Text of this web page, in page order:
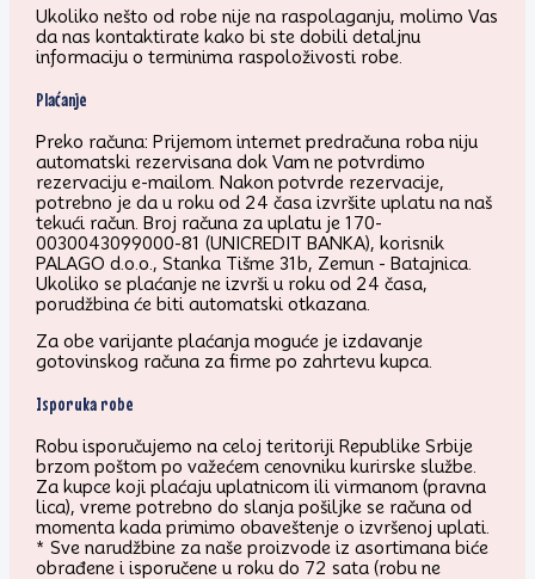
Ukoliko nešto od robe nije na raspolaganju, molimo Vas
da nas kontaktirate kako bi ste dobili detaljnu
informaciju o terminima raspoloživosti robe.
Plaćanje
Preko računa: Prijemom internet predračuna roba niju
automatski rezervisana dok Vam ne potvrdimo
rezervaciju e-mailom. Nakon potvrde rezervacije,
potrebno je da u roku od 24 časa izvršite uplatu na naš
tekući račun. Broj računa za uplatu je 170-
0030043099000-81 (UNICREDIT BANKA), korisnik
PALAGO d.o.o., Stanka Tišme 31b, Zemun - Batajnica.
Ukoliko se plaćanje ne izvrši u roku od 24 časa,
porudžbina će biti automatski otkazana.
Za obe varijante plaćanja moguće je izdavanje
gotovinskog računa za firme po zahrtevu kupca.
Isporuka robe
Robu isporučujemo na celoj teritoriji Republike Srbije
brzom poštom po važećem cenovniku kurirske službe.
Za kupce koji plaćaju uplatnicom ili virmanom (pravna
lica), vreme potrebno do slanja pošiljke se računa od
momenta kada primimo obaveštenje o izvršenoj uplati.
* Sve narudžbine za naše proizvode iz asortimana biće
obrađene i isporučene u roku do 72 sata (robu ne